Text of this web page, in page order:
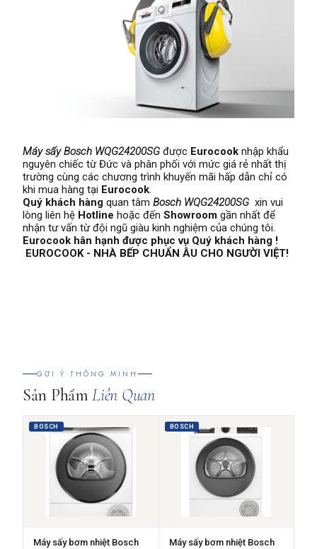
Máy sấy Bosch WQG24200SG được Eurocook nhập khẩu
nguyên chiếc từ Đức và phân phối với mức giá rẻ nhất thị
trường cùng các chương trình khuyến mãi hấp dẫn chỉ có
khi mua hàng tại Eurocook
Quý khách hàng quan tâm Bosch WQG24200SG xin vui
lòng liên hệ Hotline hoặc đến Showroom gần nhất để
nhận tư vấn từ đội ngũ giàu kinh nghiệm của chúng tôi.
Eurocook hân hạnh được phục vụ Quý khách hàng !
EUROCOOK - NHÀ BẾP CHUẨN ÂU CHO NGƯỜI VIỆT!
GỢI Ý THÔNG MINH
Sản PhẩmLiên Quan
BOSCH
Máy sấy bơm nhiệt Bosch
BOSCH
Máy sấy bơm nhiệt Bosch